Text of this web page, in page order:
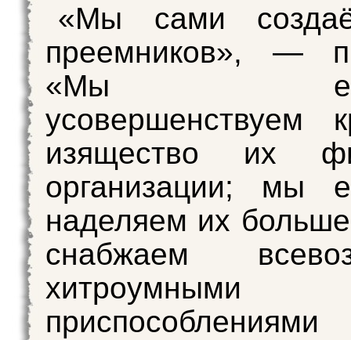
«Мы сами
преемников», —
«Мы
усовершенствуем
изящество их
организации; мы
наделяем их
снабжаем
хитроумными